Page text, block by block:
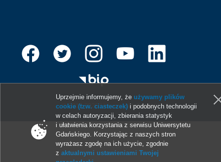
© 2013-2026 Uniwersytet Gdański
Uprzejmie informujemy, że używamy plików
cookie (tzw. ciasteczek) i podobnych technologii
w celach autoryzacji, zbierania statystyk
i ułatwienia korzystania z serwisu Uniwersytetu
Gdańskiego. Korzystając z naszych stron
wyrażasz zgodę na ich użycie, zgodnie
zaktualnymi ustawieniami Twojej